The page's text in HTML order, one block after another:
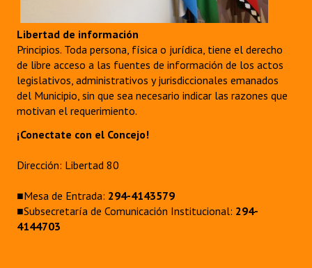
Libertad de información
Principios. Toda persona, física o jurídica, tiene el derecho
de libre acceso a las fuentes de información de los actos
legislativos, administrativos y jurisdiccionales emanados
del Municipio, sin que sea necesario indicar las razones que
motivan el requerimiento.
¡Conectate con el Concejo!
Dirección: Libertad 80
■Mesa de Entrada: 294-4143579
■Subsecretaría de Comunicación Institucional: 294-
4144703